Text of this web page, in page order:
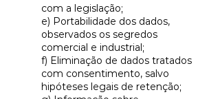
com a legislação;
e) Portabilidade dos dados,
observados os segredos
comercial e industrial;
f) Eliminação de dados tratados
com consentimento, salvo
hipóteses legais de retenção;